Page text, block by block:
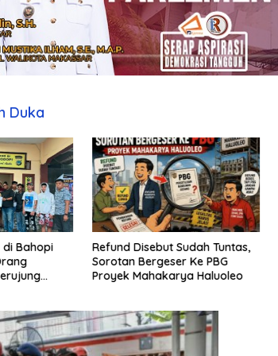
Duka
Bahopi
Refund Disebut Sudah Tuntas,
Sorotan Bergeser Ke PBG
Proyek Mahakarya Haluoleo